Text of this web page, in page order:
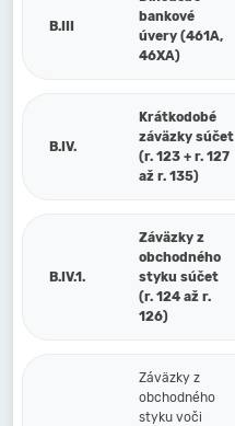
B.III
bankové
úvery (461A,
46XA)
B.IV.
Krátkodobé
záväzky súčet
(r. 123 + r. 127
až r. 135)
B.IV.1.
Záväzky z
obchodného
styku súčet
(r. 124 až r.
126)
Záväzky z
obchodného
styku voči